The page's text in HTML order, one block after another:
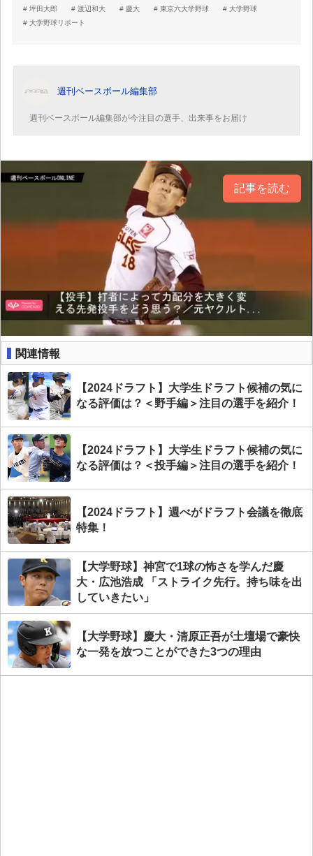
坪田大郎 渡辺和大 慶大 東京六大学野球
大学野球
大学野球リポート
週刊ベースボール編集部
週刊ベースボール編集部が今注目の選手、出来事をお届け
記事を読む
関連情報
【2024ドラフト】大学生ドラフト候補の気に
なる評価は？＜野手編＞注目の選手を紹介！
【2024ドラフト】大学生ドラフト候補の気に
なる評価は？＜投手編＞注目の選手を紹介！
【2024ドラフト】週べがドラフト会議を徹底
特集！
【大学野球】神宮で1球の怖さを学んだ慶
大・広池浩成 「ストライク先行。持ち味を出
していきたい」
【大学野球】慶大・清原正吾が土壇場で豪快
な一発を放つことができた3つの理由